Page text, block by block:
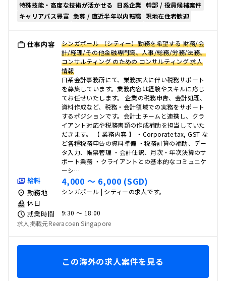
特殊技能・高度な技術が活かせる
日系企業 幹部 / 役員候補案件
キャリアパス豊富 急募 / 直近半年以内転職 現地在住者歓迎
仕事内容
シンガポール （シティー）勤務を希望する 財務/会
計/経理/その他金融専門職、人事/総務/労務/法務、
コンサルティング のための コンサルティング 求人
情報
日系会計事務所にて、業務拡大に伴い税務サポート
を募集しています。業務内容は経験やスキルに応じ
てお任せいたします。 企業の税務申告、会計処理、
資料作成など、税務・会計領域での実務をサポート
するポジションです。会計士チームと連携し、クラ
イアント対応や税務書類の作成補助を担当していた
だきます。 【 業務内容 】 ・Corporate tax, GST な
ど各種税務申告の資料準備 ・税務計算の補助、デー
タ入力、帳票管理 ・会計仕訳、月次・年次決算のサ
ポート業務 ・クライアントとの基本的なコミュニケ
ーシ…
給料 4,000 〜 6,000 (SGD)
勤務地 シンガポール | シティーの求人です。
休日
就業時間
9:30 〜 18:00
求人掲載元Reeracoen Singapore
この海外の求人案件を見る